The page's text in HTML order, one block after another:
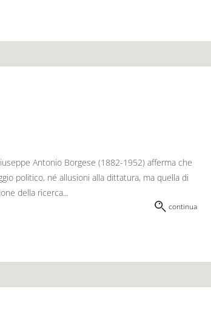
Antonio Borgese (1882-1952) afferma che
politico, né allusioni alla dittatura, ma quella di
della ricerca...
continua